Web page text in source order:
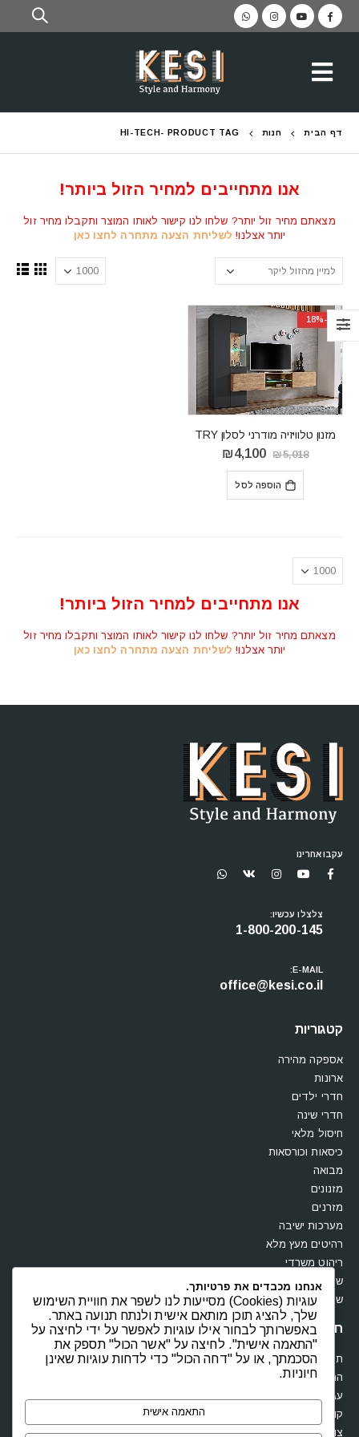
דף הבית חנות PRODUCT TAG -
HI-TECH
אנו מתחייבים למחיר הזול ביותר!
מצאתם מחיר זול יותר? שלחו לנו קישור לאותו המוצר ותקבלו מחיר זול
יותר אצלנו! לשליחת הצעה מתחרה לחצו כאן
-18%
מזנון טלוויזיה מודרני לסלון TRY
₪5,018
המחיר
המקורי
היה:
₪5,018.
₪4,100
הוספה לסל
אנו מתחייבים למחיר הזול ביותר!
מצאתם מחיר זול יותר? שלחו לנו קישור לאותו המוצר ותקבלו מחיר זול
יותר אצלנו! לשליחת הצעה מתחרה לחצו כאן
עקבו אחרינו
צלצלו עכשיו:
1-800-200-145
E-MAIL:
office@kesi.co.il
קטגוריות
אספקה מהירה
ארונות
חדרי ילדים
חדרי שינה
חיסול מלאי
כיסאות וכורסאות
מבואה
מזנונים
מזרנים
מערכות ישיבה
רהיטים מעץ מלא
ריהוט משרדי
שולחנות
שידות וקומודות
חנות
תקנון
החשבון שלי
עגלת קניות
קופה
צור קשר
אנחנו מכבדים את פרטיותך.
עוגיות (Cookies) מסייעות לנו לשפר את חוויית השימוש
שלך, להציג תוכן מותאם אישית ולנתח תנועה באתר.
באפשרותך לבחור אילו עוגיות לאפשר על ידי לחיצה על
"התאמה אישית". לחיצה על "אשר הכול" תספק את
הסכמתך, או על "דחה הכול" כדי לדחות עוגיות שאינן
חיוניות.
התאמה אישית